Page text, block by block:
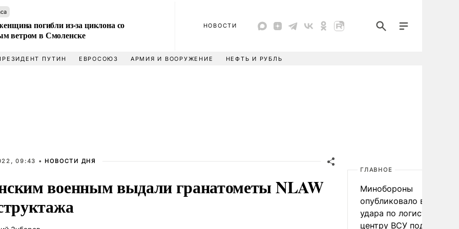
погибли из-за циклона со
ветром в Смоленске
НОВОСТИ
ПУТИН ЕВРОСОЮЗ АРМИЯ И ВООРУЖЕНИЕ НЕФТЬ И РУБЛЬ
09:43 • НОВОСТИ ДНЯ
военным выдали гранатометы NLAW
ГЛАВНОЕ
Минобороны
опубликовало видео
удара по
центру ВСУ под Киевом